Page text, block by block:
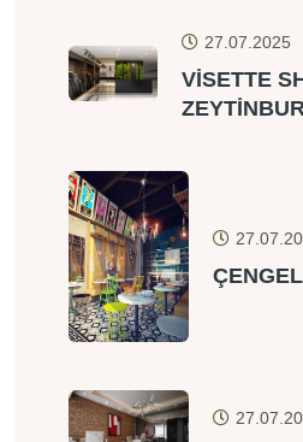
27.07.2025
VİSETTE